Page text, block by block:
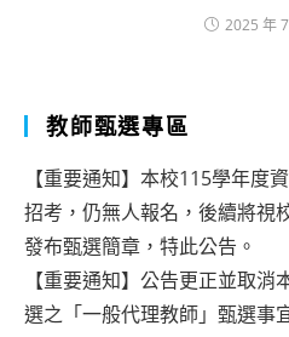
2025 年
教師甄選專區
【重要通知】本校115學年度
招考，仍無人報名，後續將視
發布甄選簡章，特此公告。
【重要通知】公告更正並取
選之「一般代理教師」甄選事